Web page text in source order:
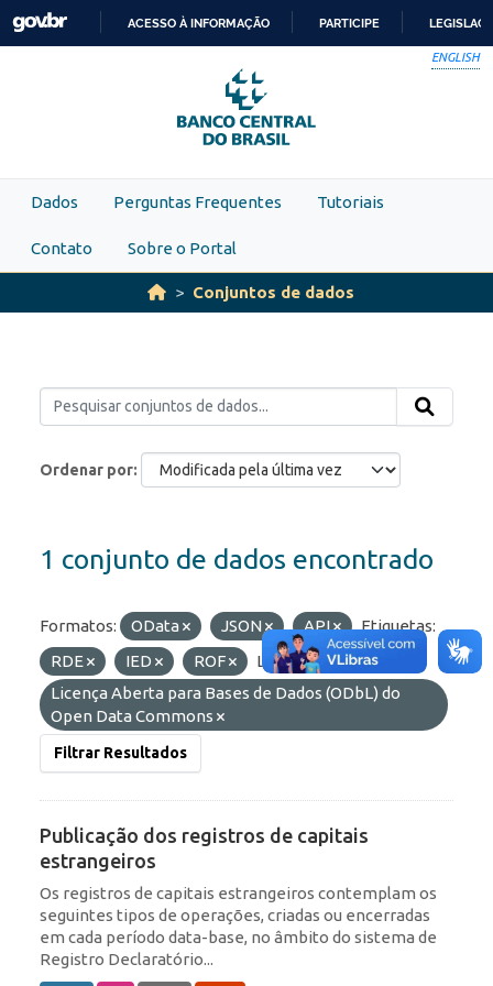
Skip to main content
PARA
O
CONTEÚDO
ACESSO À INFORMAÇÃO PARTICIPE
ENGLISH
Dados Perguntas Frequentes Tutoriais
Contato Sobre o Portal
Conjuntos de dados
Ordenar por
1 conjunto de dados encontrado
Formatos: OData JSON API
Etiquetas:
RDE
IED ROF
Licenças:
Licença Aberta para Bases de Dados (ODbL) do
Open Data Commons
Filtrar Resultados
Publicação dos registros de capitais
estrangeiros
Os registros de capitais estrangeiros contemplam os
seguintes tipos de operações, criadas ou encerradas
em cada período data-base, no âmbito do sistema de
Registro Declaratório...